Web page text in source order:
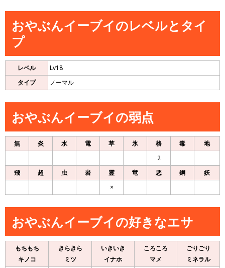
おやぶんイーブイのレベルとタイ
プ
レベル
Lv18
タイプ
ノーマル
おやぶんイーブイの弱点
無 炎 水 電 草 氷 格 毒
地
2
飛
超 虫 岩 霊 竜 悪 鋼
妖
×
おやぶんイーブイの好きなエサ
もちもち
キノコ
きらきら
ミツ
いきいき
イナホ
ころころ
マメ
ごりごり
ミネラル